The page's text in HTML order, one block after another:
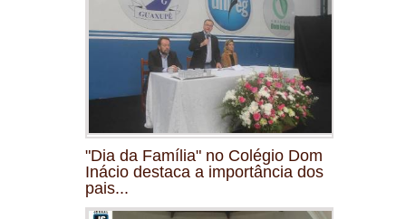
"Dia da Família" no Colégio Dom
Inácio destaca a importância dos
pais...